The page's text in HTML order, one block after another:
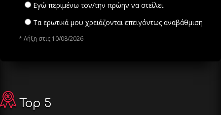
Εγώ περιμένω τον/την πρώην να στείλει
Τα ερωτικά μου χρειάζονται επειγόντως αναβάθμιση
* Λήξη στις 10/08/2026
Top 5